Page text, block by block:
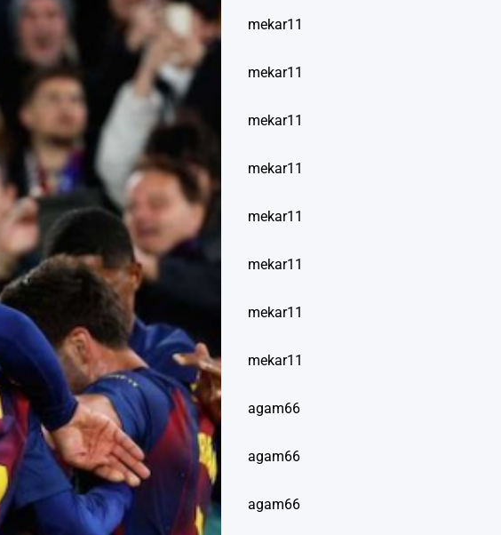
mekar11
mekar11
mekar11
mekar11
mekar11
mekar11
mekar11
mekar11
agam66
agam66
agam66